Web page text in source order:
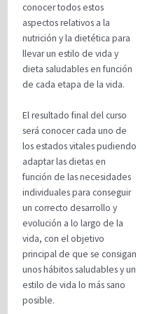
conocer todos estos
aspectos relativos a la
nutrición y la dietética para
llevar un estilo de vida y
dieta saludables en función
de cada etapa de la vida.
El resultado final del curso
será conocer cada uno de
los estados vitales pudiendo
adaptar las dietas en
función de las necesidades
individuales para conseguir
un correcto desarrollo y
evolución a lo largo de la
vida, con el objetivo
principal de que se consigan
unos hábitos saludables y un
estilo de vida lo más sano
posible.